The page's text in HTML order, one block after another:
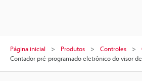
Página inicial Produtos Controles
Contador pré-programado eletrônico do visor